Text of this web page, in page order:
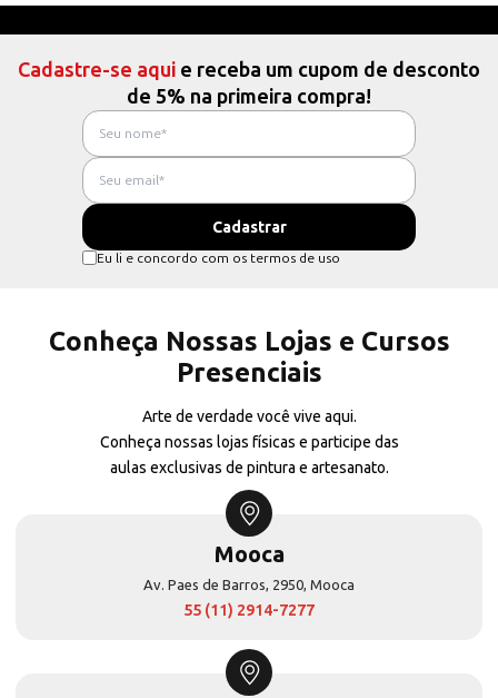
Cadastre-se aqui e receba um cupom de desconto
de 5% na primeira compra!
Eu li e concordo com os termos de uso
Conheça Nossas Lojas e Cursos
Presenciais
Arte de verdade você vive aqui.
Conheça nossas lojas físicas e participe das
aulas exclusivas de pintura e artesanato.
Mooca
Av. Paes de Barros, 2950, Mooca
55 (11) 2914-7277